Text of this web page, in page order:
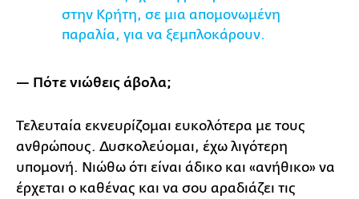
στην Κρήτη, σε μια απομονωμένη
παραλία, για να ξεμπλοκάρουν.
— Πότε νιώθεις άβολα;
Τελευταία εκνευρίζομαι ευκολότερα με τους
ανθρώπους. Δυσκολεύομαι, έχω λιγότερη
υπομονή. Νιώθω ότι είναι άδικο και «ανήθικο» να
έρχεται ο καθένας και να σου αραδιάζει τις